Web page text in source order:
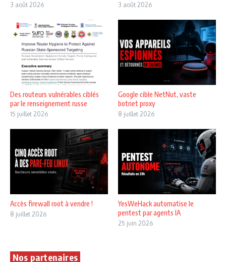
3 août 2026 3 août 2026
Des routeurs vulnérables ciblés
par le renseignement russe
15 juillet 2026
Google cible NetNut, vaste
botnet proxy
8 juillet 2026
Accès firewall root à vendre !
8 juillet 2026
YesWeHack automatise le
pentest par agents IA
25 juin 2026
Nos partenaires